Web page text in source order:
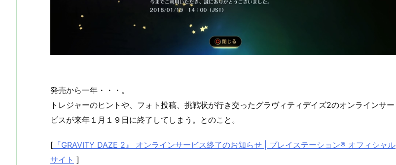
発売から一年・・・。
トレジャーのヒントや、フォト投稿、挑戦状が行き交ったグラヴィティデイズ2のオンラインサー
ビスが来年１月１９日に終了してしまう。とのこと。
[ 『GRAVITY DAZE 2』 オンラインサービス終了のお知らせ | プレイステーション® オフィシャル
サイト ]